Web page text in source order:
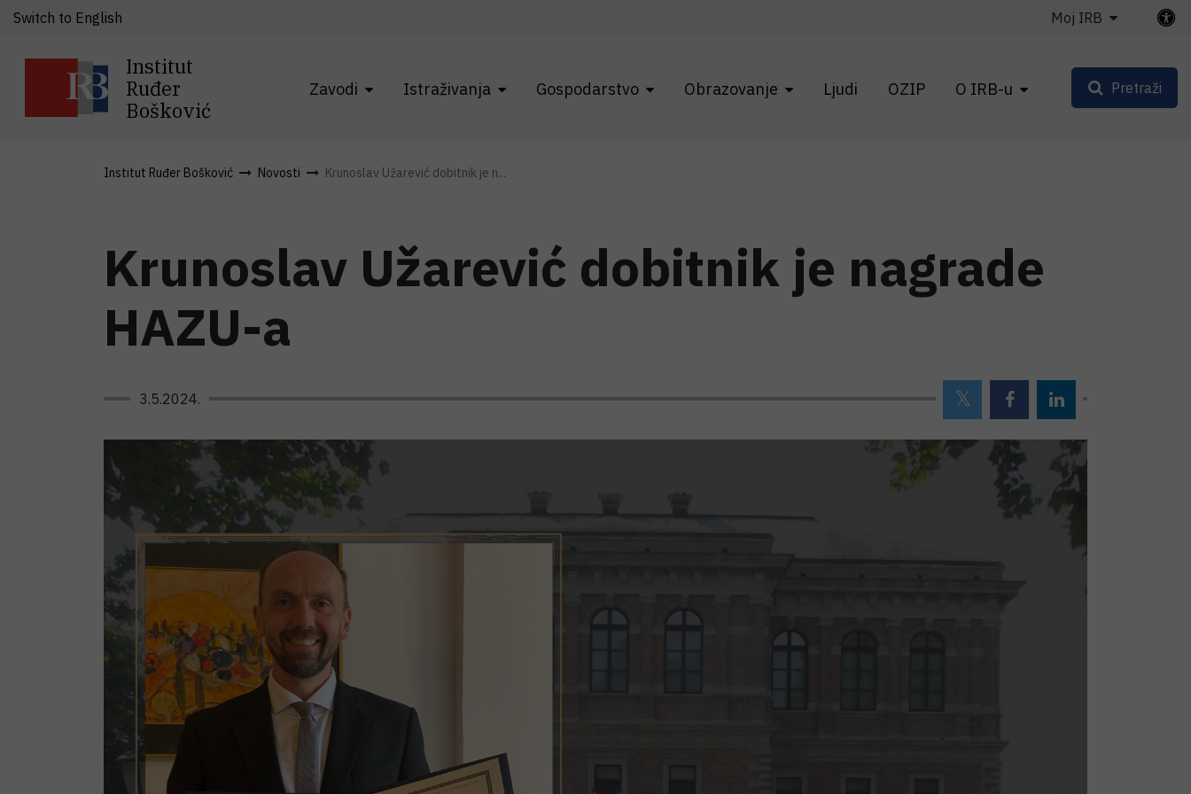
Institut
Ruđer
Bošković
Zavodi Istraživanja Gospodarstvo Obrazovanje Ljudi OZIP O IRB-u
Switch to English Moj IRB
Pretraži
Institut Ruđer Bošković Novosti Krunoslav Užarević dobitnik je n...
Krunoslav Užarević dobitnik je nagrade
HAZU-a
3.5.2024.